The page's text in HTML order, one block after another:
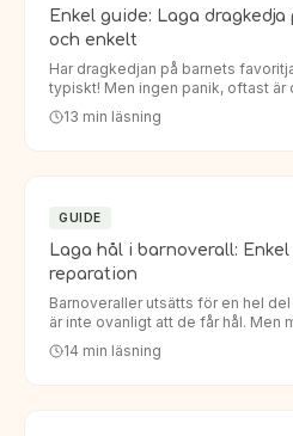
Enkel guide: Laga
och enkelt
Har dragkedjan på barnets
typiskt! Men ingen panik, oftast är
laga dragkedja barnjacka. Istället
13 min läsning
GUIDE
Laga hål i barnoverall:
reparation
Barnoveraller utsätts för en hel
är inte ovanligt att de får hål. Men
man enkelt laga hål i barnoverall
14 min läsning